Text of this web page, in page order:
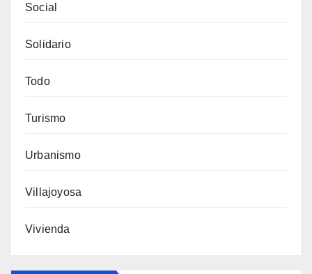
Social
Solidario
Todo
Turismo
Urbanismo
Villajoyosa
Vivienda